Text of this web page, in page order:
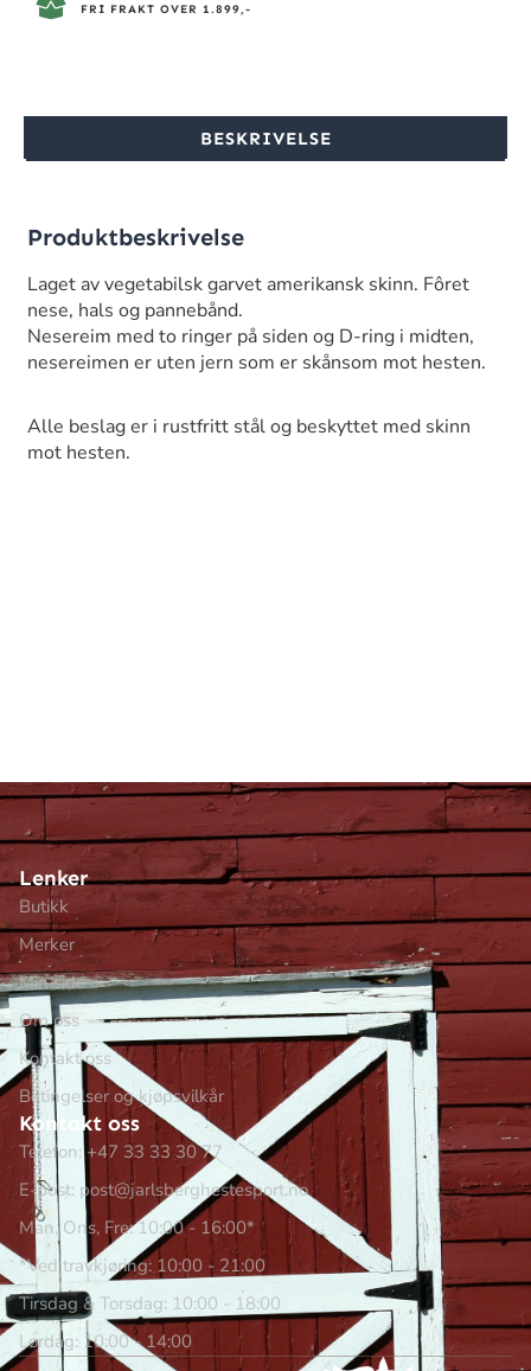
FRI FRAKT OVER 1.899,-
BESKRIVELSE
Produktbeskrivelse
Laget av vegetabilsk garvet amerikansk skinn. Fôret
nese, hals og pannebånd.
Nesereim med to ringer på siden og D-ring i midten,
nesereimen er uten jern som er skånsom mot hesten.
Alle beslag er i rustfritt stål og beskyttet med skinn
mot hesten.
Lenker
Butikk
Merker
Min side
Om oss
Kontakt oss
Betingelser og kjøpsvilkår
Kontakt oss
Telefon: +47 33 33 30 77
E-post: post@jarlsberghestesport.no
Man, Ons, Fre: 10:00 - 16:00*
*Ved travkjøring: 10:00 - 21:00
Tirsdag & Torsdag: 10:00 - 18:00
Lørdag: 10:00 - 14:00